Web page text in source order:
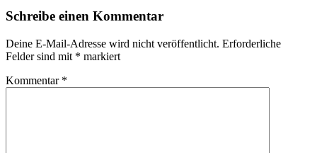
Schreibe einen Kommentar
Deine E-Mail-Adresse wird nicht veröffentlicht. Erforderliche
Felder sind mit * markiert
Kommentar *